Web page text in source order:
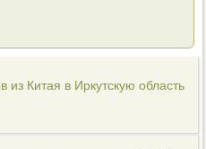
из Китая в Иркутскую область